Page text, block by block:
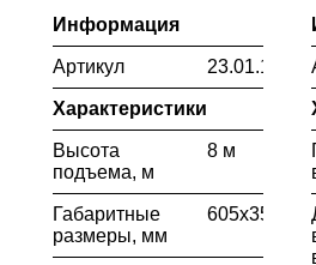
Информация
Артикул
Характеристики
Высота
подъема, м
8 м
Габаритные
размеры, мм